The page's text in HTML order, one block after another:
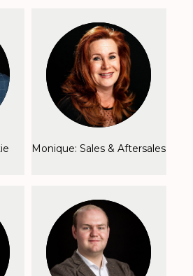
Monique: Sales & Aftersales